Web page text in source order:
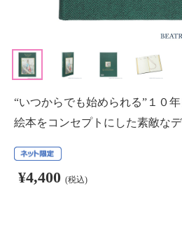
“いつからでも始められる”１０
絵本をコンセプトにした素敵なデ
¥4,400 (税込)